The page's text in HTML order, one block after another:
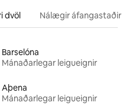
dvöl Nálægir áfangastaðir
Barselóna
Mánaðarlegar leigueignir
Aþena
Mánaðarlegar leigueignir